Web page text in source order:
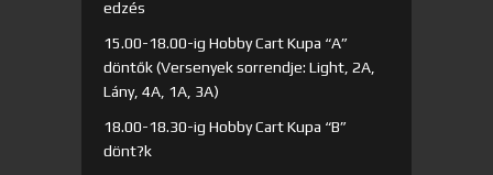
edzés
15.00-18.00-ig Hobby Cart Kupa “A”
döntők (Versenyek sorrendje: Light, 2A,
Lány, 4A, 1A, 3A)
18.00-18.30-ig Hobby Cart Kupa “B”
dönt?k